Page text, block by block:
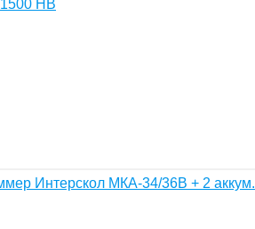
НВ
Интерскол МКА-34/36В + 2 аккум.